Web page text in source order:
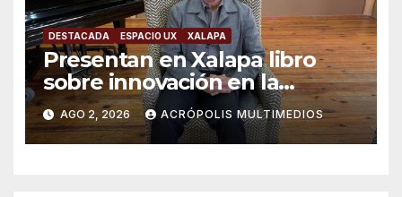
DESTACADA ESPACIO UX XALAPA
Presentan en Xalapa libro
sobre innovación en la
formación científica
universitaria
AGO 2, 2026 ACRÓPOLIS MULTIMEDIOS